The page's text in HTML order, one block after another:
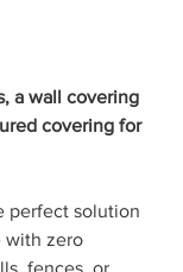
a wall covering
covering for
perfect solution
with zero
fences, or